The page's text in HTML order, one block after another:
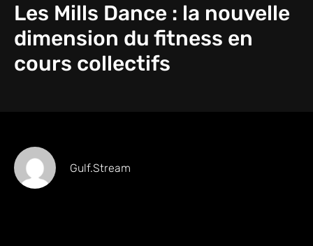
Les Mills Dance : la nouvelle
dimension du fitness en
cours collectifs
Gulf.stream